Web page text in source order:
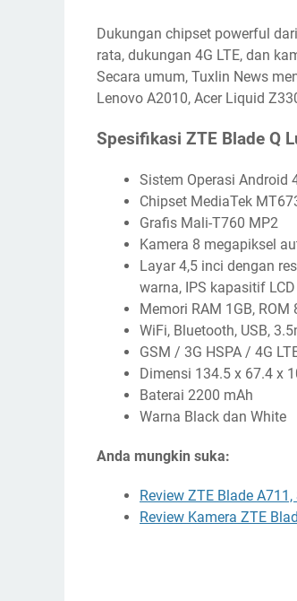
Dukungan chipset powerful
rata, dukungan 4G LTE, dan
Secara umum, Tuxlin News
Lenovo A2010, Acer Liquid
Spesifikasi ZTE Blade Q
Sistem Operasi Android
Chipset MediaTek
Grafis Mali-T760 MP2
Kamera 8 megapiksel
Layar 4,5 inci dengan
warna, IPS kapasitif LCD
Memori RAM 1GB,
WiFi, Bluetooth, USB,
GSM / 3G HSPA / 4G
Dimensi 134.5 x 67.4 x
Baterai 2200 mAh
Warna Black dan White
Anda mungkin suka:
Review ZTE Blade
Review Kamera ZTE